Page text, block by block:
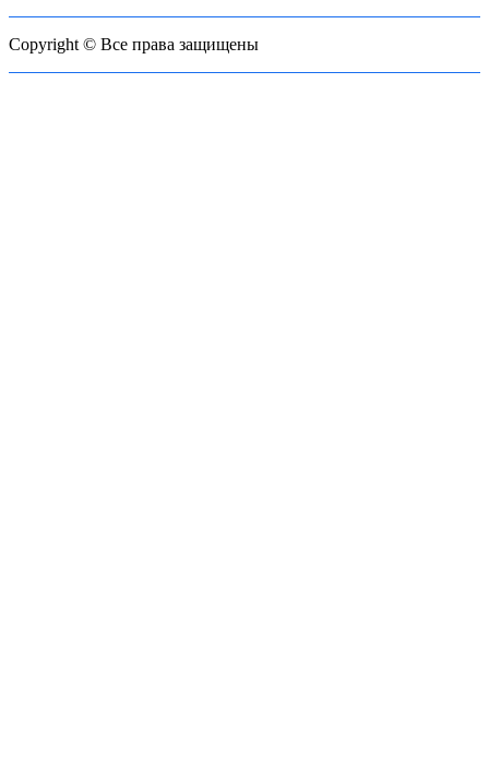
Copyright © Все права защищены